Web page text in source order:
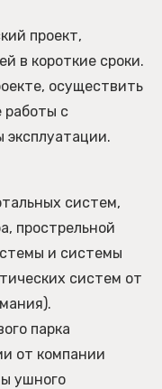
проект,
в короткие сроки.
осуществить
работы с
систем,
прострельной
и системы
систем от
парка
от компании
ушного